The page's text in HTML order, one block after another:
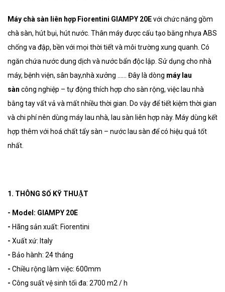
Máy chà sàn liên hợp Fiorentini GIAMPY 20Evới chức năng gồm
chà sàn, hút bụi, hút nước. Thân máy được cấu tạo bằng nhựa ABS
chống va đập, bền với mọi thời tiết và môi trường xung quanh. Có
ngăn chứa nước dung dịch và nước bẩn độc lập. Sử dụng cho nhà
máy, bệnh viện, sân bay,nhà xưởng …… Đây là dòng máy lau
sàn công nghiệp – tự động thích hợp cho sàn rộng, việc lau nhà
bằng tay vất vả và mất nhiều thời gian. Do vậy để tiết kiệm thời gian
và chi phí nên dùng máy lau nhà, lau sàn liên hợp này. Máy dùng kết
hợp thêm với hoá chất tẩy sàn – nước lau sàn để có hiệu quả tốt
nhất.
1. THÔNG SỐ KỸ THUẬT
- Model: GIAMPY 20E
- Hãng sản xuất: Fiorentini
- Xuất xứ: Italy
- Bảo hành: 24 tháng
- Chiều rộng làm việc: 600mm
- Công suất vệ sinh tối đa: 2700 m2 / h